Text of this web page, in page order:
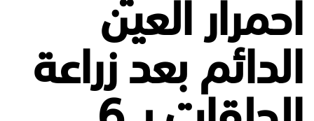
احمرار العين
الدائم بعد زراعة